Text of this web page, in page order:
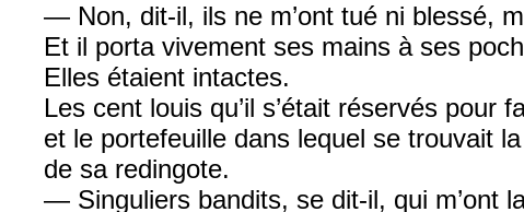
— Non, dit-il, ils ne m’ont tué ni blessé,
Et il porta vivement ses mains à ses
Elles étaient intactes.
Les cent louis qu’il s’était réservés
et le portefeuille dans lequel se trouvait
de sa redingote.
— Singuliers bandits, se dit-il, qui m’ont